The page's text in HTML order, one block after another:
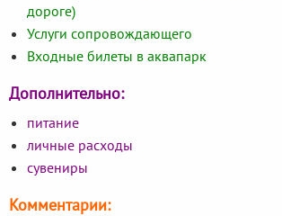
дороге)
Услуги сопровождающего
Входные билеты в аквапарк
Дополнительно:
питание
личные расходы
сувениры
Комментарии: